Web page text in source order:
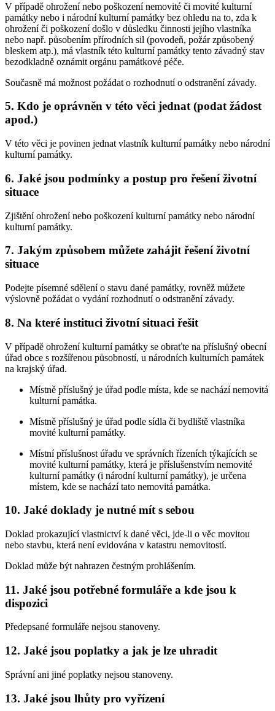
V případě ohrožení nebo poškození nemovité či movité kulturní
památky nebo i národní kulturní památky bez ohledu na to, zda k
ohrožení či poškození došlo v důsledku činnosti jejího vlastníka
nebo např. působením přírodních sil (povodeň, požár způsobený
bleskem atp.), má vlastník této kulturní památky tento závadný stav
bezodkladně oznámit orgánu památkové péče.
Současně má možnost požádat o rozhodnutí o odstranění závady.
5. Kdo je oprávněn v této věci jednat (podat žádost
apod.)
V této věci je povinen jednat vlastník kulturní památky nebo národní
kulturní památky.
6. Jaké jsou podmínky a postup pro řešení životní
situace
Zjištění ohrožení nebo poškození kulturní památky nebo národní
kulturní památky.
7. Jakým způsobem můžete zahájit řešení životní
situace
Podejte písemné sdělení o stavu dané památky, rovněž můžete
výslovně požádat o vydání rozhodnutí o odstranění závady.
8. Na které instituci životní situaci řešit
V případě ohrožení kulturní památky se obraťte na příslušný obecní
úřad obce s rozšířenou působností, u národních kulturních památek
na krajský úřad.
Místně příslušný je úřad podle místa, kde se nachází nemovitá
kulturní památka.
Místně příslušný je úřad podle sídla či bydliště vlastníka
movité kulturní památky.
Místní příslušnost úřadu ve správních řízeních týkajících se
movité kulturní památky, která je příslušenstvím nemovité
kulturní památky (i národní kulturní památky), je určena
místem, kde se nachází tato nemovitá památka.
10. Jaké doklady je nutné mít s sebou
Doklad prokazující vlastnictví k dané věci, jde-li o věc movitou
nebo stavbu, která není evidována v katastru nemovitostí.
Doklad může být nahrazen čestným prohlášením.
11. Jaké jsou potřebné formuláře a kde jsou k
dispozici
Předepsané formuláře nejsou stanoveny.
12. Jaké jsou poplatky a jak je lze uhradit
Správní ani jiné poplatky nejsou stanoveny.
13. Jaké jsou lhůty pro vyřízení